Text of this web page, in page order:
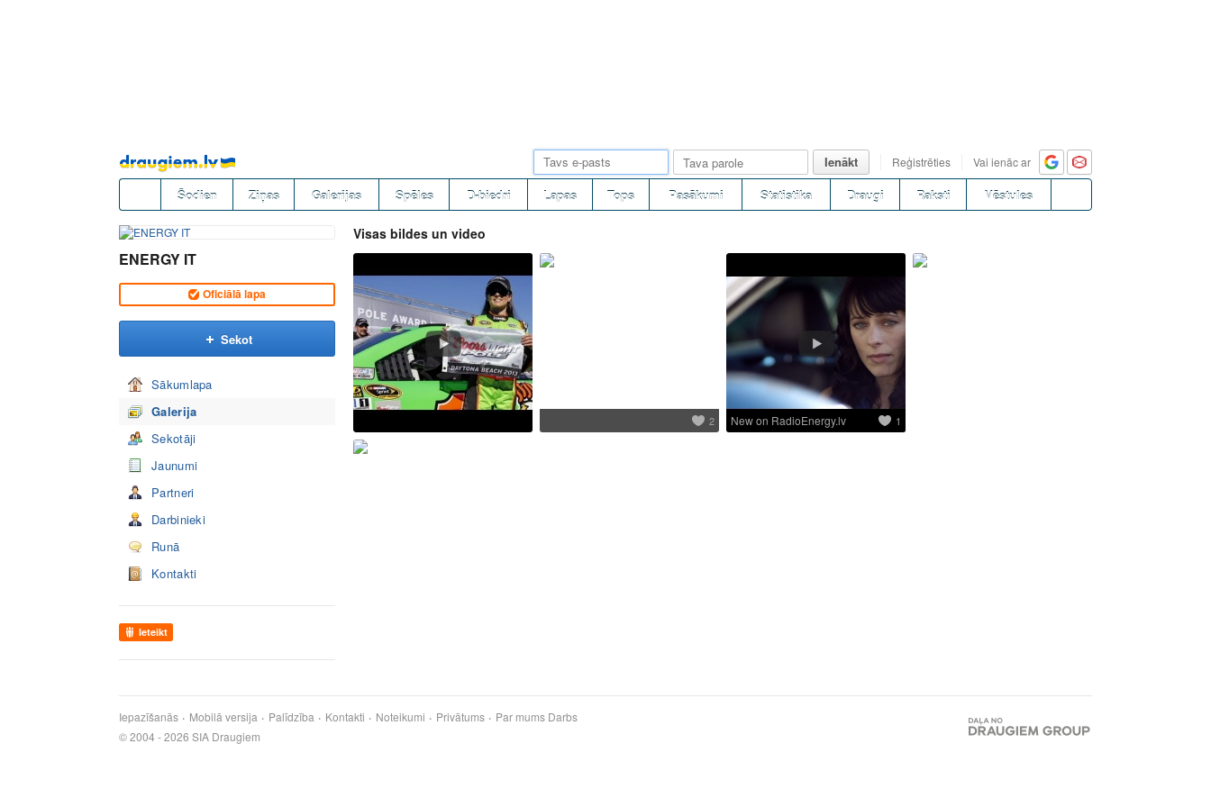
Pāriet
uz
saturu
Ienākt Reģistrēties Vai ienāc ar
Šodien Ziņas Galerijas Spēles D-biedri Lapas Tops Pasākumi Statistika Draugi Raksti Vēstules
ENERGY IT
Oficiālā lapa
Sekot
Sākumlapa
Galerija
Sekotāji
Jaunumi
Partneri
Darbinieki
Runā
Kontakti
Ieteikt
Visas bildes un video
2 New on RadioEnergy.lv 1
Iepazīšanās Mobilā versija Palīdzība Kontakti Noteikumi Privātums Par mums Darbs
© 2004 - 2026 SIA Draugiem